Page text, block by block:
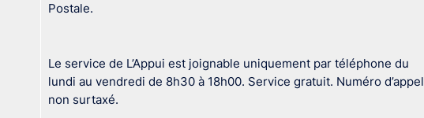
Postale.
Le service de L’Appui est joignable uniquement par téléphone du
lundi au vendredi de 8h30 à 18h00. Service gratuit. Numéro d’appel
non surtaxé.